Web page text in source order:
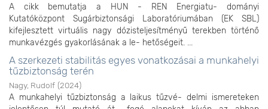
A cikk bemutatja a HUN - REN Energiatu- dományi
Kutatóközpont Sugárbiztonsági Laboratóriumában (EK SBL)
kifejlesztett virtuális nagy dózisteljesítményű terekben történő
munkavézgés gyakorlásának a le- hetőségeit. ...
A szerkezeti stabilitás egyes vonatkozásai a munkahelyi
tűzbiztonság terén
Nagy, Rudolf (2024)
A munkahelyi tűzbiztonság a laikus tűzvé- delmi ismereteken